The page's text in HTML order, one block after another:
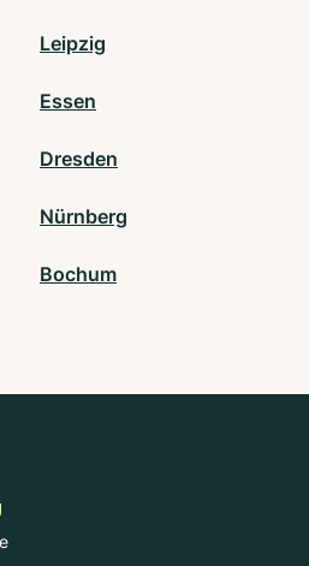
Leipzig
Essen
Dresden
Nürnberg
Bochum